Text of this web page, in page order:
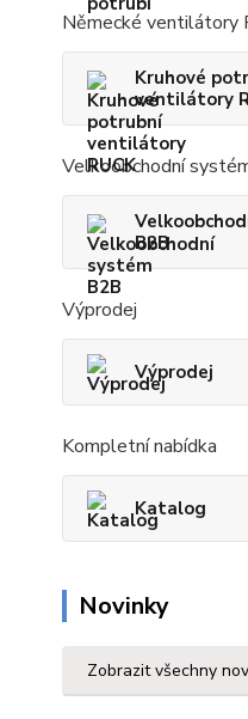
Německé ventilátory
Kruhové
ventilátory
Velkoobchodní
B2B
Výprodej
Výprodej
Kompletní nabídka
Katalog
Novinky
Zobrazit všechny